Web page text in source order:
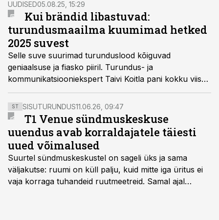
UUDISED05.08.25, 15:29
Kui brändid libastuvad:
turundusmaailma kuumimad hetked
2025 suvest
Selle suve suurimad turunduslood kõiguvad
geniaalsuse ja fiasko piiril. Turundus- ja
kommunikatsiooniekspert Taivi Koitla pani kokku viis
juhtumit, mis määratlesid brändide saatuse ja maine.
ST SISUTURUNDUS11.06.26, 09:47
T1 Venue sündmuskeskuse
uuendus avab korraldajatele täiesti
uued võimalused
Suurtel sündmuskeskustel on sageli üks ja sama
väljakutse: ruumi on küll palju, kuid mitte iga üritus ei
vaja korraga tuhandeid ruutmeetreid. Samal ajal